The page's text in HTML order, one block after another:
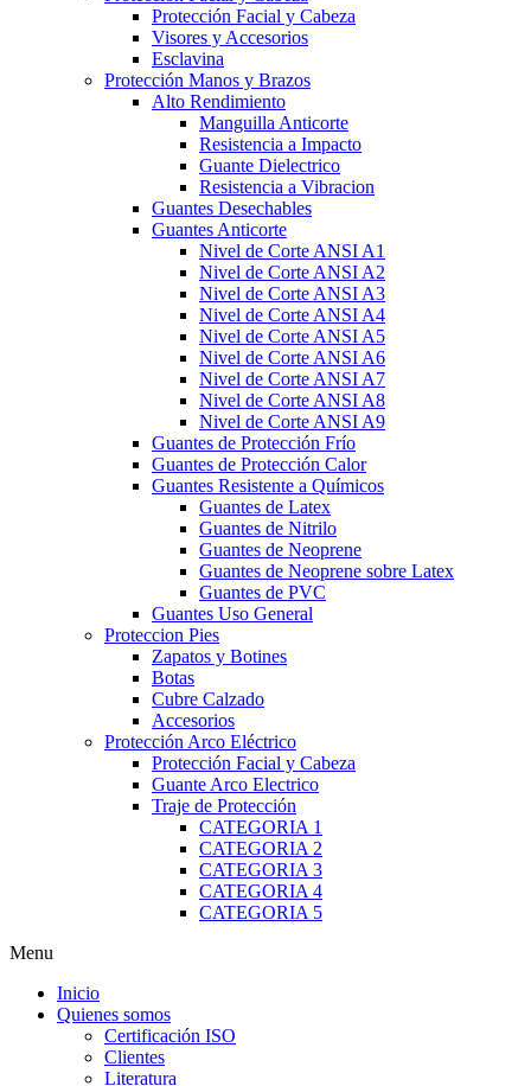
Protección Facial y Cabeza
Visores y Accesorios
Esclavina
Protección Manos y Brazos
Alto Rendimiento
Manguilla Anticorte
Resistencia a Impacto
Guante Dielectrico
Resistencia a Vibracion
Guantes Desechables
Guantes Anticorte
Nivel de Corte ANSI A1
Nivel de Corte ANSI A2
Nivel de Corte ANSI A3
Nivel de Corte ANSI A4
Nivel de Corte ANSI A5
Nivel de Corte ANSI A6
Nivel de Corte ANSI A7
Nivel de Corte ANSI A8
Nivel de Corte ANSI A9
Guantes de Protección Frío
Guantes de Protección Calor
Guantes Resistente a Químicos
Guantes de Latex
Guantes de Nitrilo
Guantes de Neoprene
Guantes de Neoprene sobre Latex
Guantes de PVC
Guantes Uso General
Proteccion Pies
Zapatos y Botines
Botas
Cubre Calzado
Accesorios
Protección Arco Eléctrico
Protección Facial y Cabeza
Guante Arco Electrico
Traje de Protección
CATEGORIA 1
CATEGORIA 2
CATEGORIA 3
CATEGORIA 4
CATEGORIA 5
Menu
Inicio
Quienes somos
Certificación ISO
Clientes
Literatura